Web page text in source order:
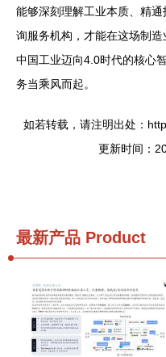
能够深刻理解工业本质、精
询服务机构，才能在这场制
中国工业迈向4.0时代的核心
务当乘风而起。
如若转载，请注明出处：
更新时间：
最新产品 Product